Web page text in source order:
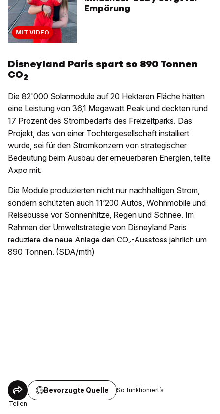
MIT VIDEO
Empörung
Disneyland Paris spart so 890 Tonnen
CO2
Die 82'000 Solarmodule auf 20 Hektaren Fläche hätten
eine Leistung von 36,1 Megawatt Peak und deckten rund
17 Prozent des Strombedarfs des Freizeitparks. Das
Projekt, das von einer Tochtergesellschaft installiert
wurde, sei für den Stromkonzern von strategischer
Bedeutung beim Ausbau der erneuerbaren Energien, teilte
Axpo mit.
Die Module produzierten nicht nur nachhaltigen Strom,
sondern schützten auch 11’200 Autos, Wohnmobile und
Reisebusse vor Sonnenhitze, Regen und Schnee. Im
Rahmen der Umweltstrategie von Disneyland Paris
reduziere die neue Anlage den CO₂-Ausstoss jährlich um
890 Tonnen. (SDA/mth)
Teilen
Bevorzugte Quelle So funktioniert’s